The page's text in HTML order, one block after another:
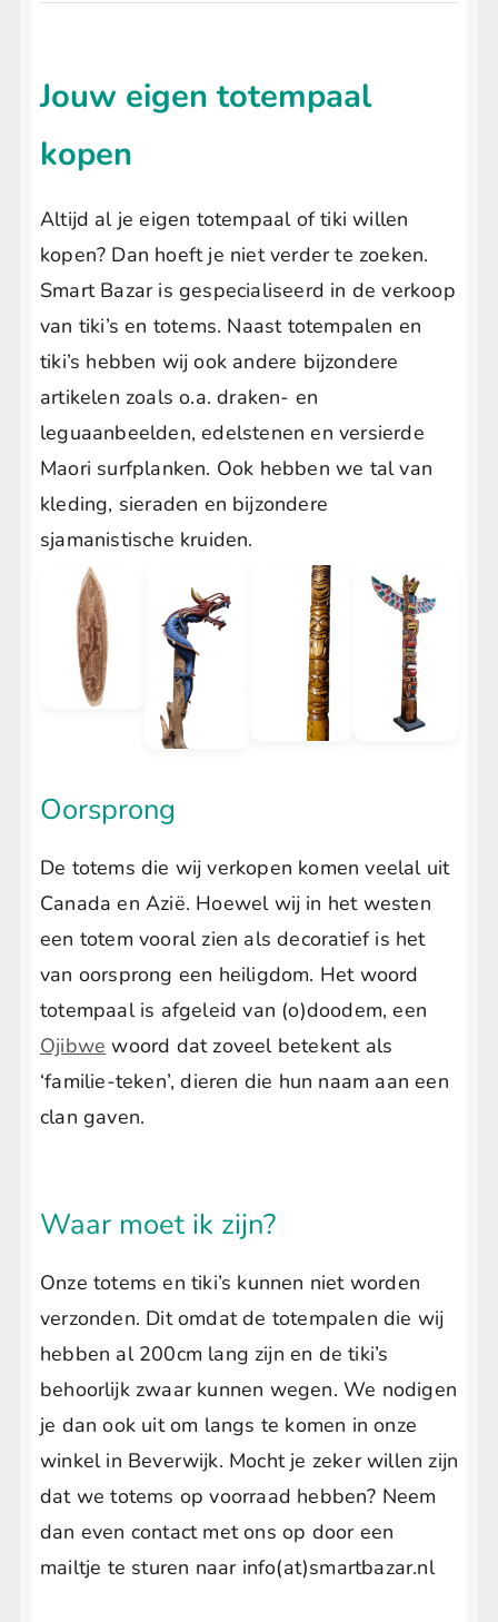
uitvouwen
Jouw eigen totempaal
kopen
Altijd al je eigen totempaal of tiki willen
kopen? Dan hoeft je niet verder te zoeken.
Smart Bazar is gespecialiseerd in de verkoop
van tiki’s en totems. Naast totempalen en
tiki’s hebben wij ook andere bijzondere
artikelen zoals o.a. draken- en
leguaanbeelden, edelstenen en versierde
Maori surfplanken. Ook hebben we tal van
kleding, sieraden en bijzondere
sjamanistische kruiden.
Oorsprong
De totems die wij verkopen komen veelal uit
Canada en Azië. Hoewel wij in het westen
een totem vooral zien als decoratief is het
van oorsprong een heiligdom. Het woord
totempaal is afgeleid van (o)doodem, een
Ojibwe woord dat zoveel betekent als
‘familie-teken’, dieren die hun naam aan een
clan gaven.
Waar moet ik zijn?
Onze totems en tiki’s kunnen niet worden
verzonden. Dit omdat de totempalen die wij
hebben al 200cm lang zijn en de tiki’s
behoorlijk zwaar kunnen wegen. We nodigen
je dan ook uit om langs te komen in onze
winkel in Beverwijk. Mocht je zeker willen zijn
dat we totems op voorraad hebben? Neem
dan even contact met ons op door een
mailtje te sturen naar info(at)smartbazar.nl